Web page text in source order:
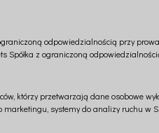
odpowiedzialnością przy
z ograniczoną
którzy przetwarzają dane osobowe
systemy do analizy ruchu